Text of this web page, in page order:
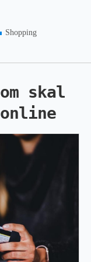
Shopping
skal
online